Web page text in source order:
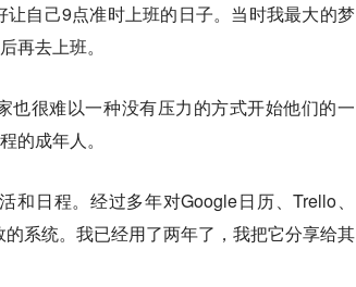
自己9点准时上班的日子。当时我最大的梦
再去上班。
也很难以一种没有压力的方式开始他们的一
的成年人。
日程。经过多年对Google日历、Trello、
系统。我已经用了两年了，我把它分享给其